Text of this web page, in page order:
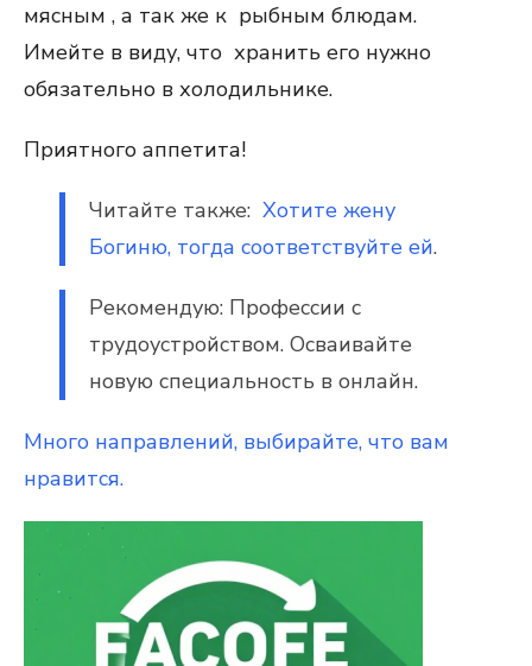
мясным , а так же к рыбным блюдам.
Имейте в виду, что хранить его нужно
обязательно в холодильнике.
Приятного аппетита!
Читайте также: Хотите жену
Богиню, тогда соответствуйте ей.
Рекомендую: Профессии с
трудоустройством. Осваивайте
новую специальность в онлайн.
Много направлений, выбирайте, что вам
нравится.